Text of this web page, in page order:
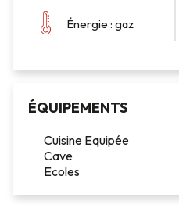
Énergie : gaz
ÉQUIPEMENTS
Cuisine Equipée
Cave
Ecoles